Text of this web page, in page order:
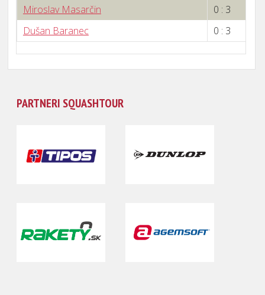
Miroslav Masarčin
0 : 3
Dušan Baranec
0 : 3
PARTNERI SQUASHTOUR